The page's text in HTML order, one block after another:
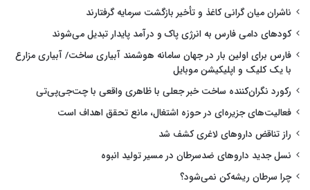
ناشران میان گرانی کاغذ و تأخیر بازگشت سرمایه گرفتارند
کودهای دامی فارس به انرژی پاک و درآمد پایدار تبدیل می‌شوند
فارس برای اولین بار در جهان سامانه هوشمند آبیاری ساخت/ آبیاری مزارع
با یک کلیک و اپلیکیشن موبایل
رکورد نگران‌کننده ساخت خبر جعلی با ظاهری واقعی با چت‌جی‌پی‌تی
فعالیت‌های جزیره‌ای در حوزه اشتغال، مانع تحقق اهداف است
راز تناقض داروهای لاغری کشف شد
نسل جدید داروهای ضدسرطان در مسیر تولید انبوه
چرا سرطان ریشه‌کن نمی‌شود؟